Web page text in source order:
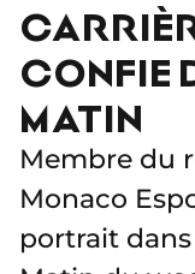
CONFIE
MATIN
Membre du
Monaco
portrait